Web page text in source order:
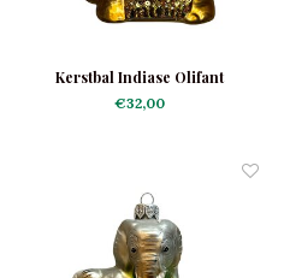
Kerstbal Indiase Olifant
€32,00